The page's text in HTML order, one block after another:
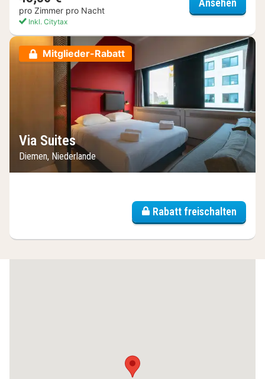
pro Zimmer pro Nacht
Inkl. Citytax
Mitglieder-Rabatt
Via Suites
Diemen, Niederlande
Rabatt freischalten